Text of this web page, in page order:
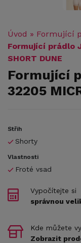
Úvod » Formující
Formující prádlo
SHORT DUNE
Formující
32205
Střih
Shorty
Vlastnosti
Froté vsad
Vypočítejte si
správnou
Kde můžete
Zobrazit